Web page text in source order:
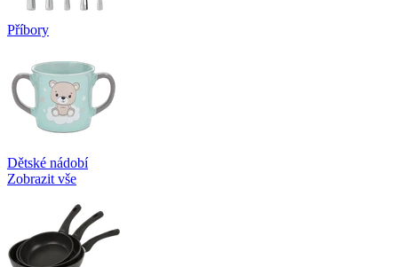
Příbory
Dětské nádobí
Zobrazit vše